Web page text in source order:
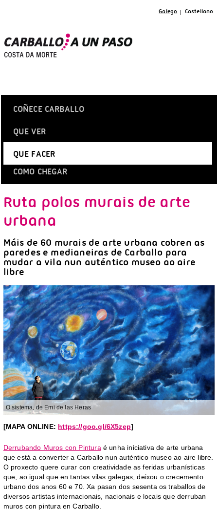
Galego Castellano
COÑECE CARBALLO
QUE VER
QUE FACER
COMO CHEGAR
Ruta polos murais de arte
urbana
Máis de 60 murais de arte urbana cobren as
paredes e medianeiras de Carballo para
mudar a vila nun auténtico museo ao aire
libre
O sistema, de Emi de las Heras
[MAPA ONLINE: https://goo.gl/6X5zep]
Derrubando Muros con Pintura é unha iniciativa de arte urbana
que está a converter a Carballo nun auténtico museo ao aire libre.
O proxecto quere curar con creatividade as feridas urbanísticas
que, ao igual que en tantas vilas galegas, deixou o crecemento
urbano dos anos 60 e 70. Xa pasan dos sesenta os traballos de
diversos artistas internacionais, nacionais e locais que derruban
muros con pintura en Carballo.